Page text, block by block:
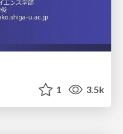
1 3.5k